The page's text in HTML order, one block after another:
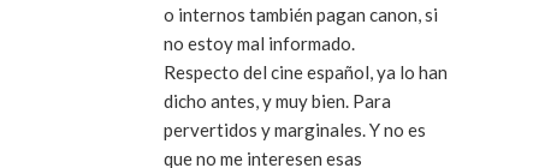
o internos también pagan canon, si
no estoy mal informado.
Respecto del cine español, ya lo han
dicho antes, y muy bien. Para
pervertidos y marginales. Y no es
que no me interesen esas